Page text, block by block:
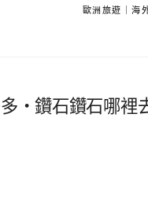
歐洲旅遊｜海
‧鑽石鑽石哪裡